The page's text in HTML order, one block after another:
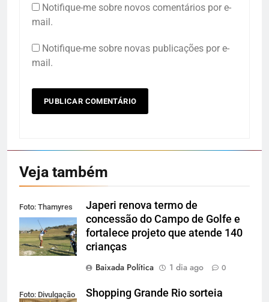
Notifique-me sobre novos comentários por e-
mail.
Notifique-me sobre novas publicações por e-
mail.
Veja também
Foto: Thamyres
Cardoso
Japeri renova termo de
concessão do Campo de Golfe e
fortalece projeto que atende 140
crianças
Baixada Política
1 dia ago 0
Foto: Divulgação
Shopping Grande Rio sorteia